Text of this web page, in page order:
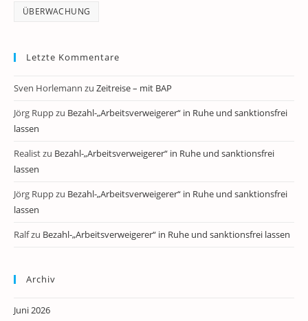
ÜBERWACHUNG
Letzte Kommentare
Sven Horlemann zu Zeitreise – mit BAP
Jörg Ruppzu Bezahl-„Arbeitsverweigerer“ in Ruhe und sanktionsfrei
lassen
Realistzu Bezahl-„Arbeitsverweigerer“ in Ruhe und sanktionsfrei
lassen
Jörg Ruppzu Bezahl-„Arbeitsverweigerer“ in Ruhe und sanktionsfrei
lassen
Ralfzu Bezahl-„Arbeitsverweigerer“ in Ruhe und sanktionsfrei lassen
Archiv
Juni 2026